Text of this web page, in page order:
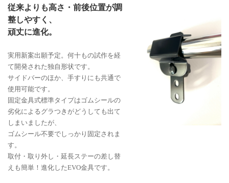
従来よりも高さ・前後位置が調
整しやすく、
頑丈に進化。
実用新案出願予定。何十もの試作を経
て開発された独自形状です。
サイドバーのほか、手すりにも共通で
使用可能です。
固定金具式標準タイプはゴムシールの
劣化によるグラつきがどうしても出て
しまいましたが、
ゴムシール不要でしっかり固定されま
す。
取付・取り外し・延長ステーの差し替
えも簡単！進化したEVO金具です。